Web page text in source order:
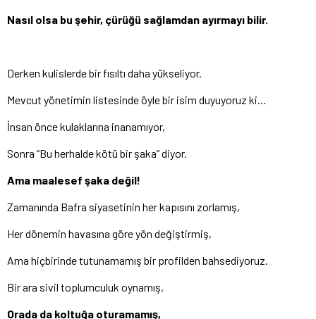
Nasıl olsa bu şehir, çürüğü sağlamdan ayırmayı bilir.
Derken kulislerde bir fısıltı daha yükseliyor.
Mevcut yönetimin listesinde öyle bir isim duyuyoruz ki…
İnsan önce kulaklarına inanamıyor,
Sonra “Bu herhalde kötü bir şaka” diyor.
Ama maalesef şaka değil!
Zamanında Bafra siyasetinin her kapısını zorlamış,
Her dönemin havasına göre yön değiştirmiş,
Ama hiçbirinde tutunamamış bir profilden bahsediyoruz.
Bir ara sivil toplumculuk oynamış,
Orada da koltuğa oturamamış,